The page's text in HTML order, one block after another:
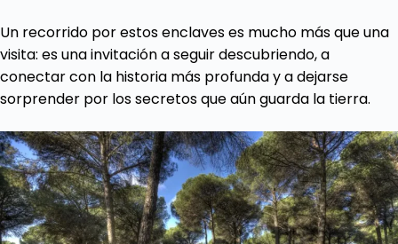
Un recorrido por estos enclaves es mucho más que una
visita: es una invitación a seguir descubriendo, a
conectar con la historia más profunda y a dejarse
sorprender por los secretos que aún guarda la tierra.